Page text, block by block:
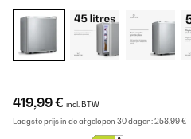
419,99 € incl. BTW
Laagste prijs in de afgelopen 30 dagen:258,99 €